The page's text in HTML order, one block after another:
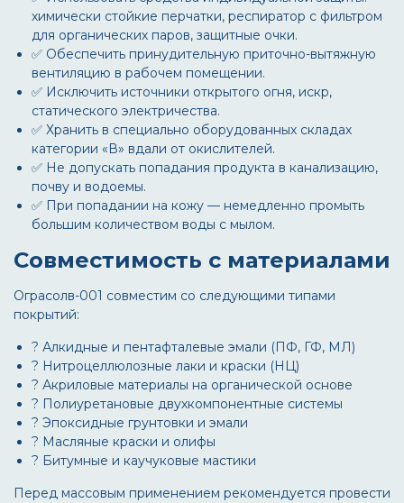
химически стойкие перчатки, респиратор с фильтром
для органических паров, защитные очки.
✅ Обеспечить принудительную приточно-вытяжную
вентиляцию в рабочем помещении.
✅ Исключить источники открытого огня, искр,
статического электричества.
✅ Хранить в специально оборудованных складах
категории «В» вдали от окислителей.
✅ Не допускать попадания продукта в канализацию,
почву и водоемы.
✅ При попадании на кожу — немедленно промыть
большим количеством воды с мылом.
Совместимость с материалами
Ограсолв-001 совместим со следующими типами
покрытий:
? Алкидные и пентафталевые эмали (ПФ, ГФ, МЛ)
? Нитроцеллюлозные лаки и краски (НЦ)
? Акриловые материалы на органической основе
? Полиуретановые двухкомпонентные системы
? Эпоксидные грунтовки и эмали
? Масляные краски и олифы
? Битумные и каучуковые мастики
Перед массовым применением рекомендуется провести